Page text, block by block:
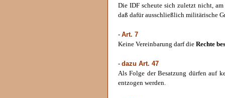
Die IDF scheute sich zuletzt nicht, am
daß dafür ausschließlich militärische
- Art. 7
Keine Vereinbarung darf die Rechte
- dazu Art. 47
Als Folge der Besatzung dürfen auf
entzogen werden.